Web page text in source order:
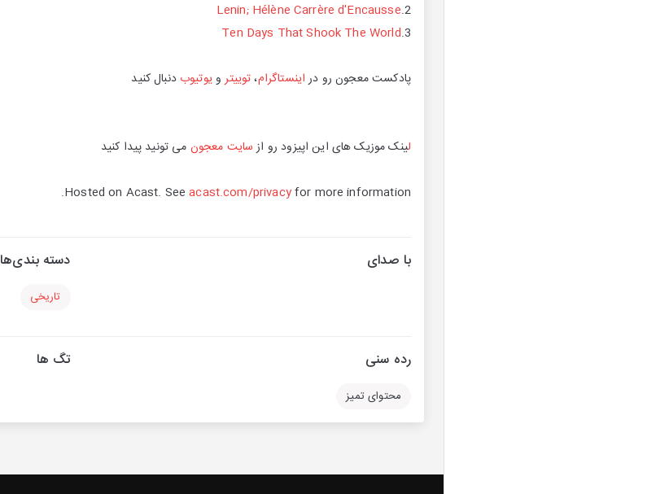
2.
Lenin; Hélène Carrère d'Encausse
3.
Ten Days That Shook The World
پادکست معجون رو دراینستاگرام،توییترویوتیوب دنبال کنید
لینک موزیک های این اپیزود رو ازسایت معجون می تونید پیدا کنید
Hosted on Acast. Seeacast.com/privacyfor more information.
با صدای دسته بندی‌ها
تاریخی
رده سنی
محتوای تمیز
تگ ها